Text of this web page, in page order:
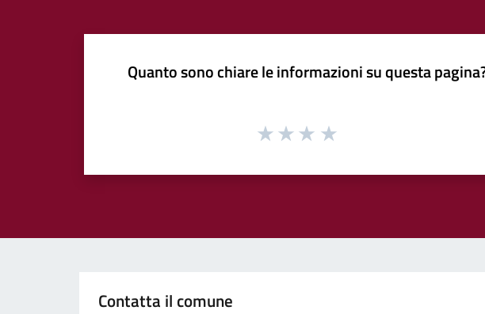
Quanto sono chiare le informazioni su questa
Contatta il comune